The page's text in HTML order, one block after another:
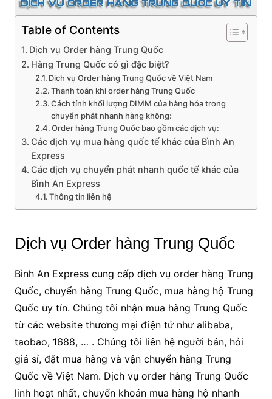
Table of Contents
Dịch vụ Order hàng Trung Quốc
Hàng Trung Quốc có gì đặc biệt?
Dịch vụ Order hàng Trung Quốc về Việt Nam
Thanh toán khi order hàng Trung Quốc
Cách tính khối lượng DIMM của hàng hóa trong
chuyển phát nhanh hàng không:
Order hàng Trung Quốc bao gồm các dịch vụ:
Các dịch vụ mua hàng quốc tế khác của Bình An
Express
Các dịch vụ chuyển phát nhanh quốc tế khác của
Bình An Express
Thông tin liên hệ
Dịch vụ Order hàng Trung Quốc
Bình An Express cung cấp dịch vụ order hàng Trung
Quốc, chuyển hàng Trung Quốc, mua hàng hộ Trung
Quốc uy tín. Chúng tôi nhận mua hàng Trung Quốc
từ các website thương mại điện tử như alibaba,
taobao, 1688, … . Chúng tôi liên hệ người bán, hỏi
giá sỉ, đặt mua hàng và vận chuyển hàng Trung
Quốc về Việt Nam. Dịch vụ order hàng Trung Quốc
linh hoạt nhất, chuyển khoản mua hàng hộ nhanh